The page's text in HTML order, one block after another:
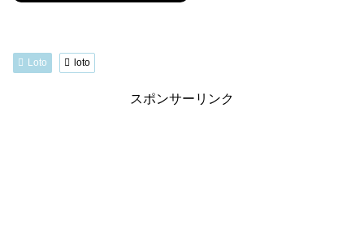
Loto loto
スポンサーリンク